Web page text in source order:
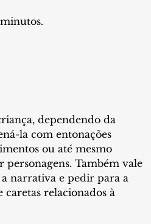
dependendo da
la com entonações
ou até mesmo
personagens. Também vale
narrativa e pedir para a
relacionados à